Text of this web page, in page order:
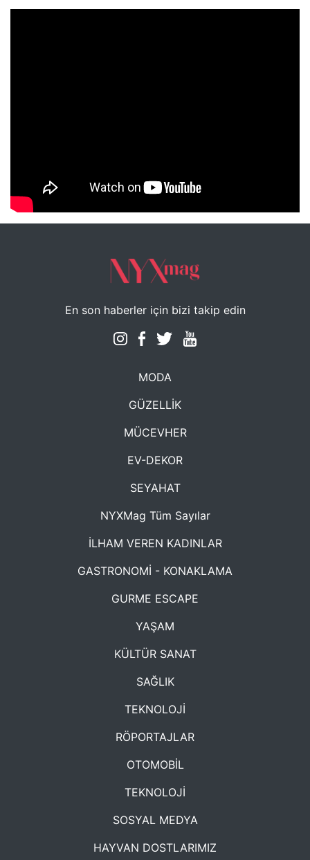
NYXmag 2. Yaş Kutlama Etkinliği
En son haberler için bizi takip edin
MODA
GÜZELLİK
MÜCEVHER
EV-DEKOR
SEYAHAT
NYXMag Tüm Sayılar
İLHAM VEREN KADINLAR
GASTRONOMİ - KONAKLAMA
GURME ESCAPE
YAŞAM
KÜLTÜR SANAT
SAĞLIK
TEKNOLOJİ
RÖPORTAJLAR
OTOMOBİL
TEKNOLOJİ
SOSYAL MEDYA
HAYVAN DOSTLARIMIZ